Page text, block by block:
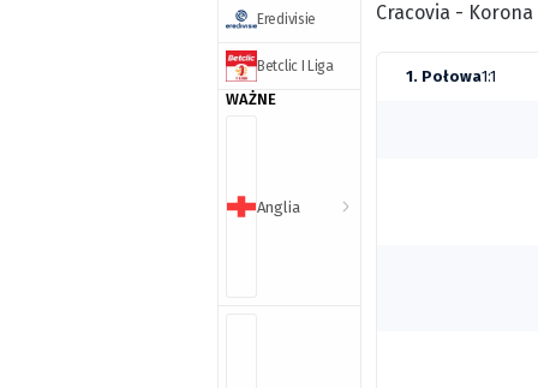
Eredivisie
Betclic I Liga
WAŻNE
Anglia
Cracovia - Korona
1. Połowa1:1